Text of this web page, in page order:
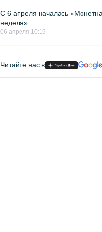
С 6 апреля началась
неделя»
06 апреля 10:19
Читайте нас в